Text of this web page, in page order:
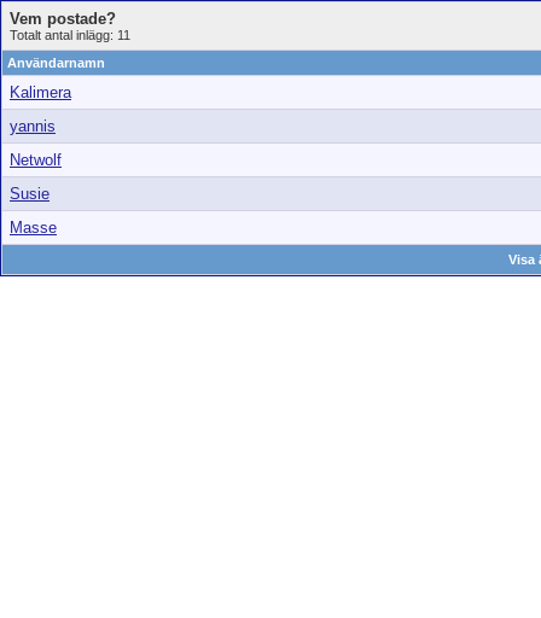
Vem postade?
Totalt antal inlägg: 11
Användarnamn
Kalimera
yannis
Netwolf
Susie
Masse
Visa